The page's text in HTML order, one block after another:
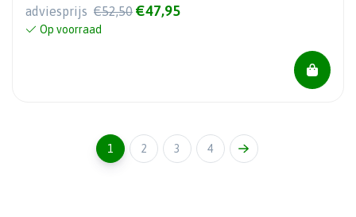
adviesprijs €52,50 €47,95
Op voorraad
1 2 3 4